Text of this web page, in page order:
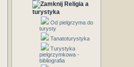
Religia a
turystyka
Od pielgrzyma do
turysty
Tanatoturystyka
Turystyka
pielgrzymkowa -
bibliografia